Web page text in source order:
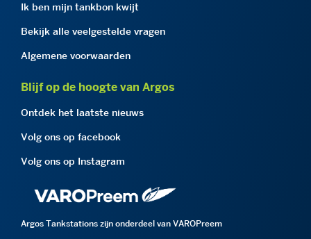
Ik ben mijn tankbon kwijt
Bekijk alle veelgestelde vragen
Algemene voorwaarden
Blijf op de hoogte van Argos
Ontdek het laatste nieuws
Volg ons op facebook
Volg ons op Instagram
Argos Tankstations zijn onderdeel van VAROPreem